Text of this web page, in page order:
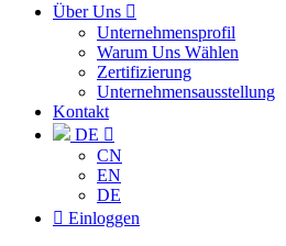
Über Uns 
Unternehmensprofil
Warum Uns Wählen
Zertifizierung
Unternehmensausstellung
Kontakt
DE 
CN
EN
DE
 Einloggen